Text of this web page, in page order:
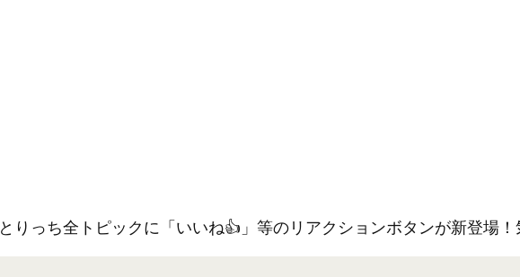
とりっち全トピックに「いいね👍」等のリアクションボタンが新登場